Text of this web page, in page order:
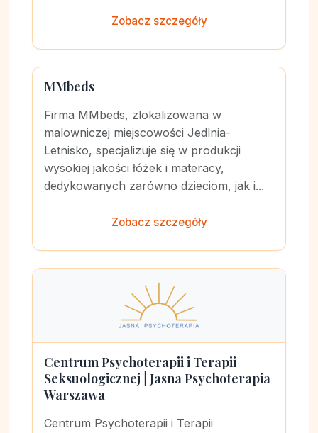
Zobacz szczegóły
MMbeds
Firma MMbeds, zlokalizowana w
malowniczej miejscowości Jedlnia-
Letnisko, specjalizuje się w produkcji
wysokiej jakości łóżek i materacy,
dedykowanych zarówno dzieciom, jak i...
Zobacz szczegóły
Centrum Psychoterapii i Terapii
Seksuologicznej | Jasna Psychoterapia
Warszawa
Centrum Psychoterapii i Terapii